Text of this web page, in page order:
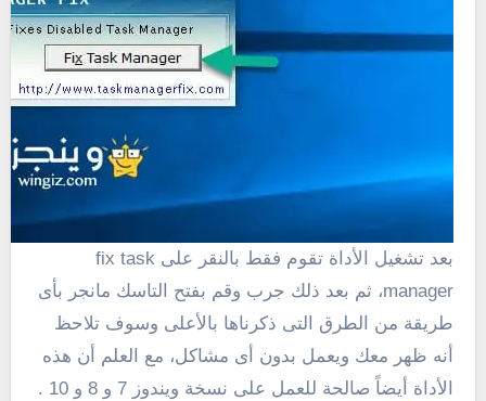
بعد تشغيل الأداة تقوم فقط بالنقر على fix task
manager، ثم بعد ذلك جرب وقم بفتح التاسك مانجر بأى
طريقة من الطرق التى ذكرناها بالأعلى وسوف تلاحظ
أنه ظهر معك ويعمل بدون أى مشاكل، مع العلم أن هذه
الأداة أيضاً صالحة للعمل على نسخة ويندوز 7 و 8 و 10 .